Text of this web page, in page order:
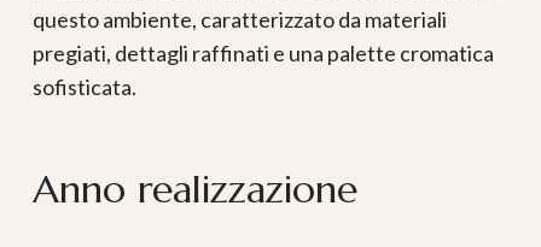
questo ambiente, caratterizzato da materiali
pregiati, dettagli raffinati e una palette cromatica
sofisticata.
Anno realizzazione